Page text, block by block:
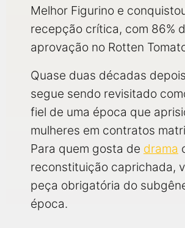
Melhor Figurino e
recepção crítica, com 86%
aprovação no Rotten
Quase duas décadas
segue sendo revisitado
fiel de uma época que
mulheres em contratos
Para quem gosta de drama
reconstituição caprichada,
peça obrigatória do
época.